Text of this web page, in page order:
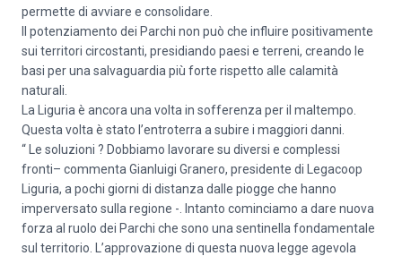
permette di avviare e consolidare.
Il potenziamento dei Parchi non può che influire positivamente
sui territori circostanti, presidiando paesi e terreni, creando le
basi per una salvaguardia più forte rispetto alle calamità
naturali.
La Liguria è ancora una volta in sofferenza per il maltempo.
Questa volta è stato l’entroterra a subire i maggiori danni.
“ Le soluzioni ? Dobbiamo lavorare su diversi e complessi
fronti– commenta Gianluigi Granero, presidente di Legacoop
Liguria, a pochi giorni di distanza dalle piogge che hanno
imperversato sulla regione -. Intanto cominciamo a dare nuova
forza al ruolo dei Parchi che sono una sentinella fondamentale
sul territorio. L’approvazione di questa nuova legge agevola